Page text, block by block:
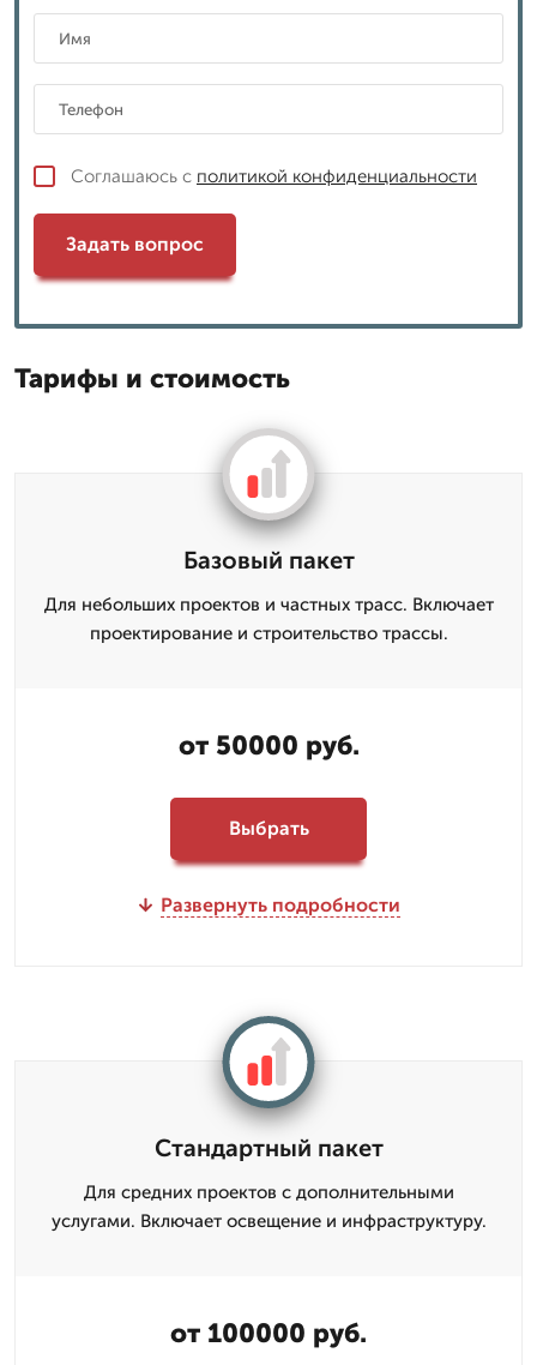
Соглашаюсь с политикой конфиденциальности
Задать вопрос
Тарифы и стоимость
Базовый пакет
Для небольших проектов и частных трасс. Включает
проектирование и строительство трассы.
от 50000 руб.
Выбрать
Развернуть подробности
Стандартный пакет
Для средних проектов с дополнительными
услугами. Включает освещение и инфраструктуру.
от 100000 руб.